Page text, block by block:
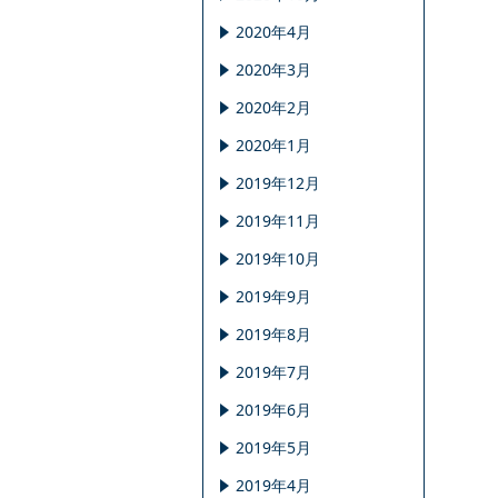
2020年4月
2020年3月
2020年2月
2020年1月
2019年12月
2019年11月
2019年10月
2019年9月
2019年8月
2019年7月
2019年6月
2019年5月
2019年4月